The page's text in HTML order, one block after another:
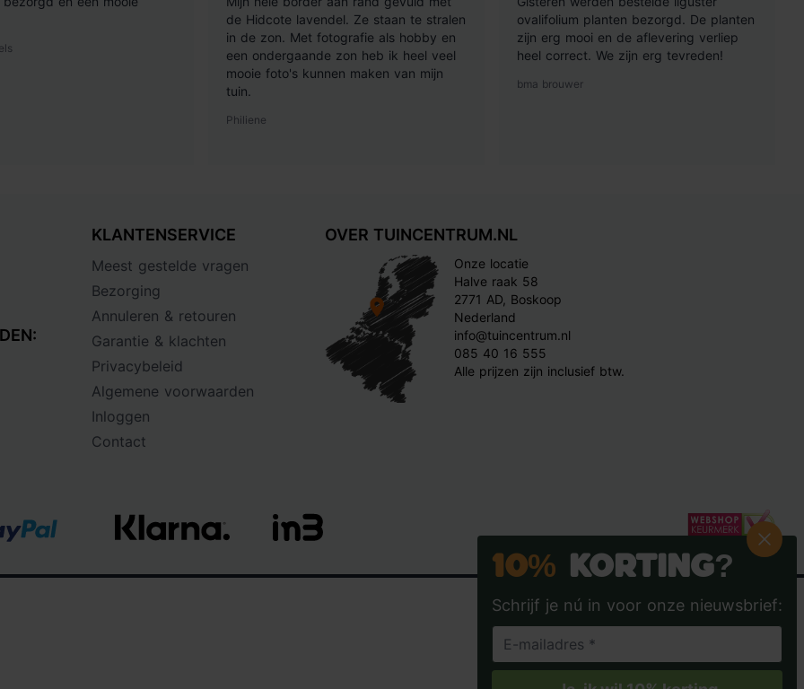
de Hidcote lavendel. Ze staan te stralen
in de zon. Met fotografie als hobby en
een ondergaande zon heb ik heel veel
mooie foto's kunnen maken van mijn
tuin.
Philiene
ovalifolium planten bezorgd. De planten
zijn erg mooi en de aflevering verliep
heel correct. We zijn erg tevreden!
bma brouwer
KLANTENSERVICE
Meest gestelde vragen
Bezorging
Annuleren & retouren
Garantie & klachten
Privacybeleid
Algemene voorwaarden
Inloggen
Contact
OVER TUINCENTRUM.NL
Onze locatie
Halve raak 58
2771 AD, Boskoop
Nederland
info@tuincentrum.nl
085 40 16 555
Alle prijzen zijn inclusief btw.
Tuincentrum.nl op Facebook
Tuincentrum.nl op
Tuincentrum.nl
10% Korting?
Schrijf je nú in voor onze nieuwsbrief: